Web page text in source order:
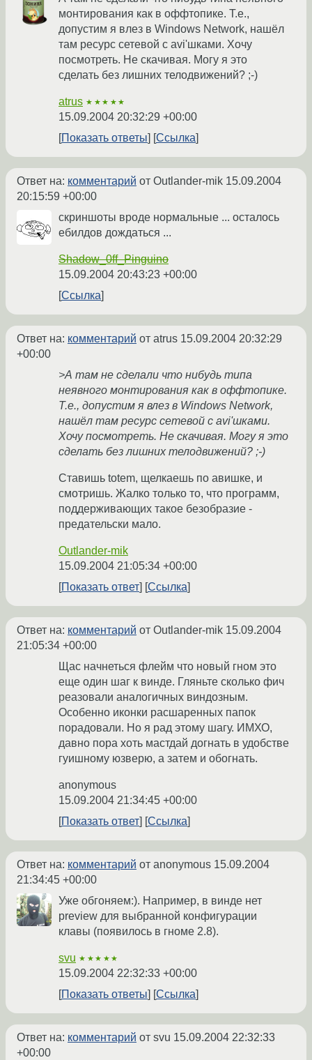
монтирования как в оффтопике. Т.е.,
допустим я влез в Windows Network, нашёл
там ресурс сетевой с avi'шками. Хочу
посмотреть. Не скачивая. Могу я это
сделать без лишних телодвижений? ;-)
atrus ★★★★★
15.09.2004 20:32:29 +00:00
Показать ответы
Ссылка
Ответ на: комментарий от Outlander-mik 15.09.2004
20:15:59 +00:00
скриншоты вроде нормальные ... осталось
ебилдов дождаться ...
Shadow_0ff_Pinguino
15.09.2004 20:43:23 +00:00
Ссылка
Ответ на: комментарий от atrus 15.09.2004 20:32:29
+00:00
>А там не сделали что нибудь типа
неявного монтирования как в оффтопике.
Т.е., допустим я влез в Windows Network,
нашёл там ресурс сетевой с avi'шками.
Хочу посмотреть. Не скачивая. Могу я это
сделать без лишних телодвижений? ;-)
Ставишь totem, щелкаешь по авишке, и
смотришь. Жалко только то, что программ,
поддерживающих такое безобразие -
предательски мало.
Outlander-mik
15.09.2004 21:05:34 +00:00
Показать ответ
Ссылка
Ответ на: комментарий от Outlander-mik 15.09.2004
21:05:34 +00:00
Щас начнеться флейм что новый гном это
еще один шаг к винде. Гляньте сколько фич
реазовали аналогичных виндозным.
Особенно иконки расшаренных папок
порадовали. Но я рад этому шагу. ИМХО,
давно пора хоть мастдай догнать в удобстве
гуишному юзверю, а затем и обогнать.
anonymous
15.09.2004 21:34:45 +00:00
Показать ответ
Ссылка
Ответ на: комментарий от anonymous 15.09.2004
21:34:45 +00:00
Уже обгоняем:). Например, в винде нет
preview для выбранной конфигурации
клавы (появилось в гноме 2.8).
svu ★★★★★
15.09.2004 22:32:33 +00:00
Показать ответы
Ссылка
Ответ на: комментарий от svu 15.09.2004 22:32:33
+00:00